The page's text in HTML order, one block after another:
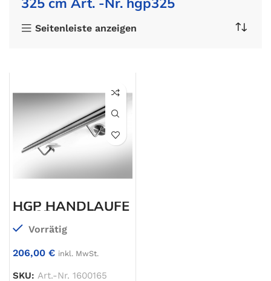
Seitenleiste anzeigen
HGP HANDLÄUFE
bis 350 cm
Vorrätig
206,00 € inkl. MwSt.
SKU: Art.-Nr. 1600165